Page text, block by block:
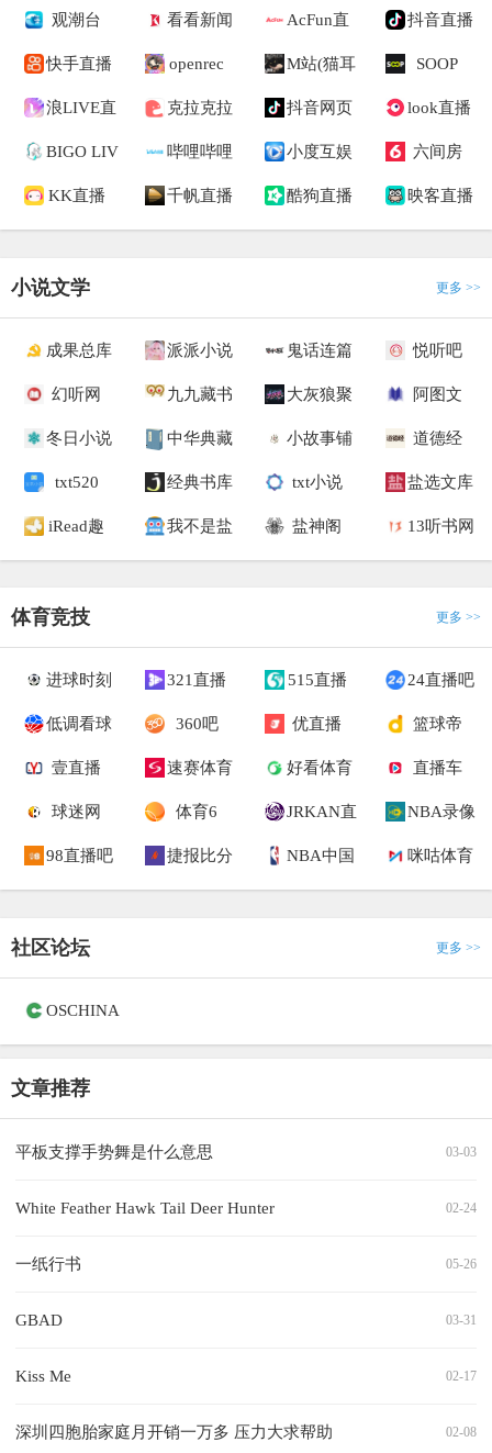
观潮台 看看新闻 AcFun直 抖音直播
快手直播 openrec M站(猫耳 SOOP
浪LIVE直 克拉克拉 抖音网页 look直播
BIGO LIV 哔哩哔哩 小度互娱 六间房
KK直播 千帆直播 酷狗直播 映客直播
小说文学 更多 >>
成果总库 派派小说 鬼话连篇 悦听吧
幻听网 九九藏书 大灰狼聚 阿图文
冬日小说 中华典藏 小故事铺 道德经
txt520 经典书库 txt小说 盐选文库
iRead趣 我不是盐 盐神阁 13听书网
体育竞技 更多 >>
进球时刻 321直播 515直播 24直播吧
低调看球 360吧 优直播 篮球帝
壹直播 速赛体育 好看体育 直播车
球迷网 体育6 JRKAN直 NBA录像
98直播吧 捷报比分 NBA中国 咪咕体育
社区论坛 更多 >>
OSCHINA
文章推荐
03-03
平板支撑手势舞是什么意思
02-24
White Feather Hawk Tail Deer Hunter
05-26
一纸行书
03-31
GBAD
02-17
Kiss Me
02-08
深圳四胞胎家庭月开销一万多 压力大求帮助